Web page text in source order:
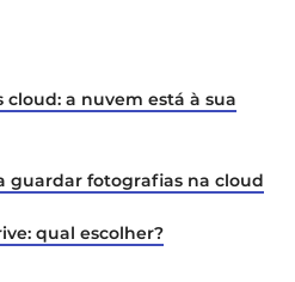
cloud: a nuvem está à sua
guardar fotografias na cloud
qual escolher?